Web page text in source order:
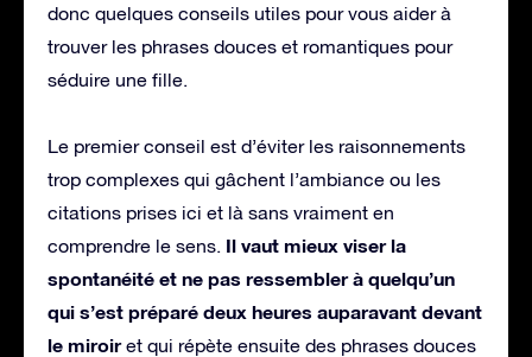
donc quelques conseils utiles pour vous aider à
trouver les phrases douces et romantiques pour
séduire une fille.
Le premier conseil est d’éviter les raisonnements
trop complexes qui gâchent l’ambiance ou les
citations prises ici et là sans vraiment en
comprendre le sens. Il vaut mieux viser la
spontanéité et ne pas ressembler à quelqu’un
qui s’est préparé deux heures auparavant devant
le miroiret qui répète ensuite des phrases douces